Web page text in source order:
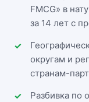
FMCG» в
за 14 лет с
округам и
странам-
Разбивка по